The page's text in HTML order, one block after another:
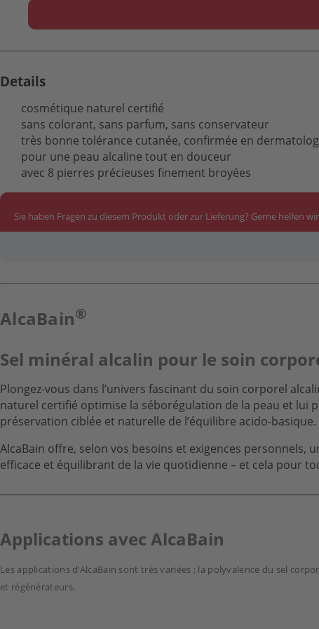
Details
cosmétique naturel certifié
sans colorant, sans parfum, sans conservateur
très bonne tolérance cutanée, confirmée en
pour une peau alcaline tout en douceur
avec 8 pierres précieuses finement broyées
Sie haben Fragen zu diesem Produkt oder zur Lieferung? Gerne helfen
AlcaBain®
Sel minéral alcalin pour le soin
Plongez-vous dans l’univers fascinant du soin corporel
naturel certifié optimise la séborégulation de la peau et lui
préservation ciblée et naturelle de l’équilibre acido-basique.
AlcaBain offre, selon vos besoins et exigences personnels,
efficace et équilibrant de la vie quotidienne – et cela pour
Applications avec AlcaBain
Les applications d‘AlcaBain sont très variées ; la polyvalence du sel
et régénérateurs.